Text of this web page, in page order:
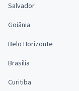
Salvador
Goiânia
Belo Horizonte
Brasília
Curitiba